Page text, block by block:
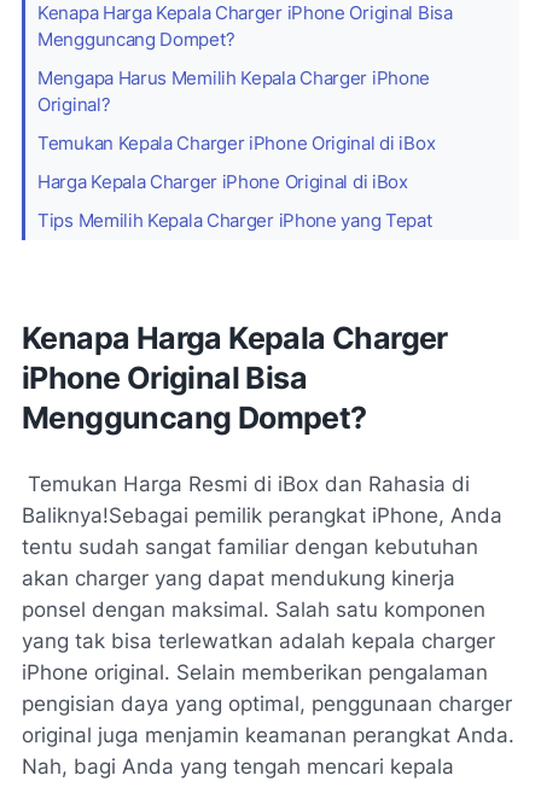
Kenapa Harga Kepala Charger iPhone Original Bisa
Mengguncang Dompet?
Mengapa Harus Memilih Kepala Charger iPhone
Original?
Temukan Kepala Charger iPhone Original di iBox
Harga Kepala Charger iPhone Original di iBox
Tips Memilih Kepala Charger iPhone yang Tepat
Kenapa Harga Kepala Charger
iPhone Original Bisa
Mengguncang Dompet?
Temukan Harga Resmi di iBox dan Rahasia di
Baliknya!Sebagai pemilik perangkat iPhone, Anda
tentu sudah sangat familiar dengan kebutuhan
akan charger yang dapat mendukung kinerja
ponsel dengan maksimal. Salah satu komponen
yang tak bisa terlewatkan adalah kepala charger
iPhone original. Selain memberikan pengalaman
pengisian daya yang optimal, penggunaan charger
original juga menjamin keamanan perangkat Anda.
Nah, bagi Anda yang tengah mencari kepala